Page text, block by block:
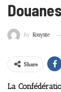
Douanes
By Kouyate
Share
La